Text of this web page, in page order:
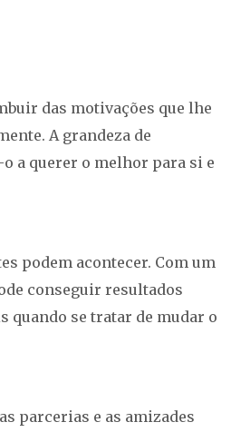
das motivações que lhe
A grandeza de
a querer o melhor para si e
podem acontecer. Com um
conseguir resultados
quando se tratar de mudar o
parcerias e as amizades